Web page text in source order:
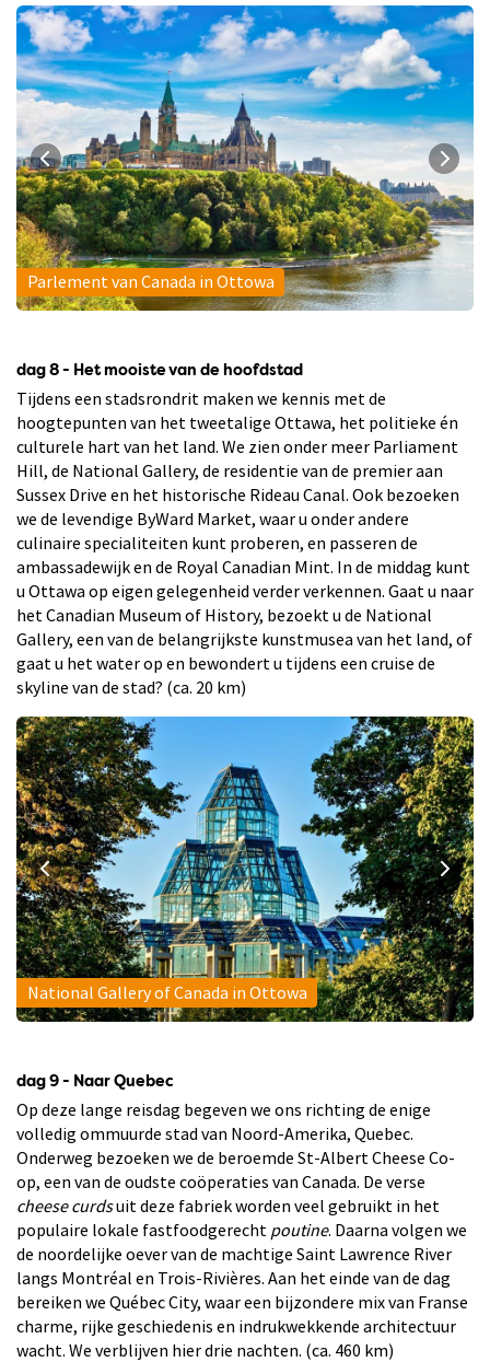
Parlement van Canada in Ottowa
dag 8 - Het mooiste van de hoofdstad
Tijdens een stadsrondrit maken we kennis met de
hoogtepunten van het tweetalige Ottawa, het politieke én
culturele hart van het land. We zien onder meer Parliament
Hill, de National Gallery, de residentie van de premier aan
Sussex Drive en het historische Rideau Canal. Ook bezoeken
we de levendige ByWard Market, waar u onder andere
culinaire specialiteiten kunt proberen, en passeren de
ambassadewijk en de Royal Canadian Mint. In de middag kunt
u Ottawa op eigen gelegenheid verder verkennen. Gaat u naar
het Canadian Museum of History, bezoekt u de National
Gallery, een van de belangrijkste kunstmusea van het land, of
gaat u het water op en bewondert u tijdens een cruise de
skyline van de stad? (ca. 20 km)
National Gallery of Canada in Ottowa
dag 9 - Naar Quebec
Op deze lange reisdag begeven we ons richting de enige
volledig ommuurde stad van Noord-Amerika, Quebec.
Onderweg bezoeken we de beroemde St-Albert Cheese Co-
op, een van de oudste coöperaties van Canada. De verse
cheese curdsuit deze fabriek worden veel gebruikt in het
populaire lokale fastfoodgerecht poutine. Daarna volgen we
de noordelijke oever van de machtige Saint Lawrence River
langs Montréal en Trois-Rivières. Aan het einde van de dag
bereiken we Québec City, waar een bijzondere mix van Franse
charme, rijke geschiedenis en indrukwekkende architectuur
wacht. We verblijven hier drie nachten. (ca. 460 km)